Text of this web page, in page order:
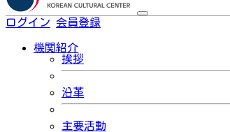
ログイン 会員登録
機関紹介
挨拶
沿革
主要活動